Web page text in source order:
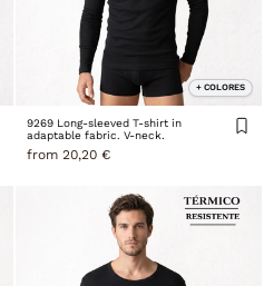
+ COLORES
9269 Long-sleeved T-shirt in
adaptable fabric. V-neck.
from 20,20 €